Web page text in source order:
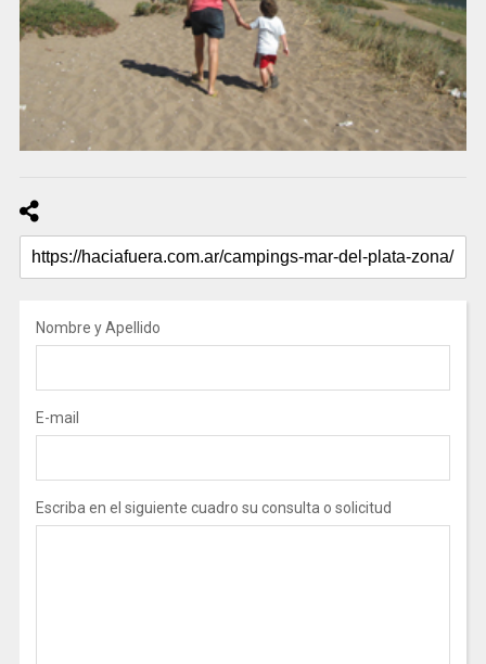
Nombre y Apellido
E-mail
Escriba en el siguiente cuadro su consulta o solicitud